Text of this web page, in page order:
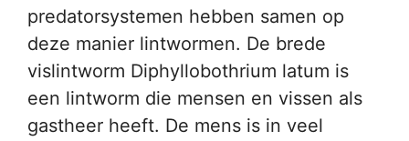
predatorsystemen hebben samen op
deze manier lintwormen. De brede
vislintworm Diphyllobothrium latum is
een lintworm die mensen en vissen als
gastheer heeft. De mens is in veel